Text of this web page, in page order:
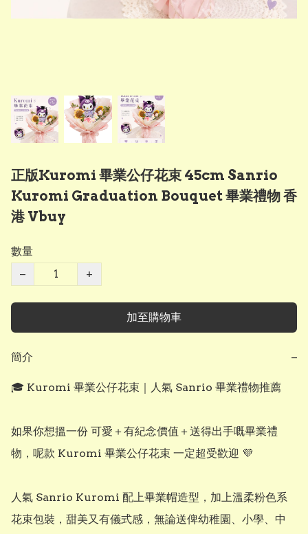
正版Kuromi 畢業公仔花束 45cm Sanrio
Kuromi Graduation Bouquet 畢業禮物 香
港 Vbuy
數量
−
+
加至購物車
簡介 −
🎓 Kuromi 畢業公仔花束｜人氣 Sanrio 畢業禮物推薦
如果你想搵一份 可愛＋有紀念價值＋送得出手嘅畢業禮
物，呢款 Kuromi 畢業公仔花束 一定超受歡迎 💜
人氣 Sanrio Kuromi 配上畢業帽造型，加上溫柔粉色系
花束包裝，甜美又有儀式感，無論送俾幼稚園、小學、中